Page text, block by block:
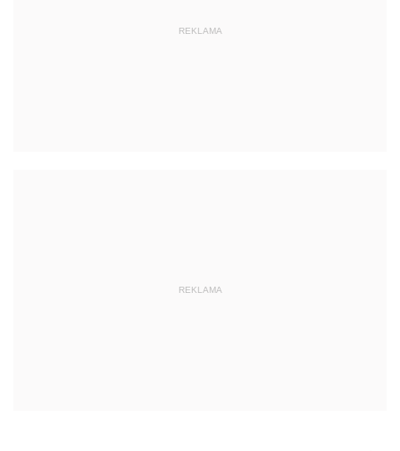
REKLAMA
REKLAMA